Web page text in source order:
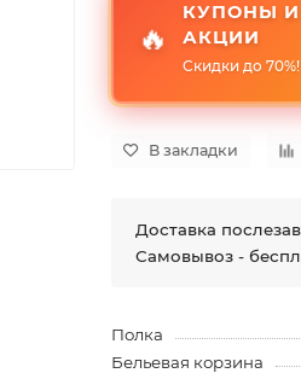
🔥
КУПОНЫ И
АКЦИИ
Скидки до 70%!
В закладки
Доставка
Самовывоз -
Полка
Бельевая корзина